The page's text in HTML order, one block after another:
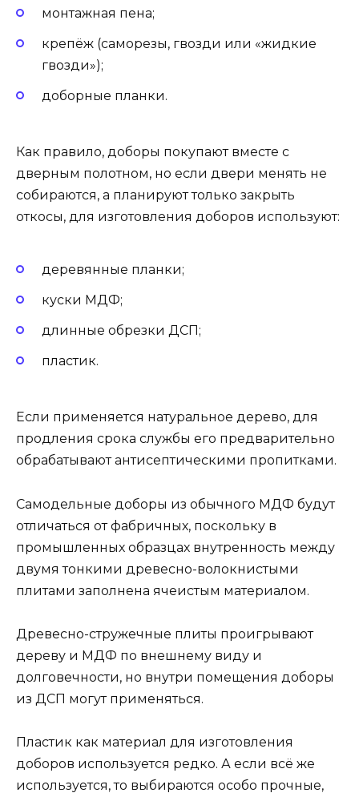
монтажная пена;
крепёж (саморезы, гвозди или «жидкие
гвозди»);
доборные планки.
Как правило, доборы покупают вместе с
дверным полотном, но если двери менять не
собираются, а планируют только закрыть
откосы, для изготовления доборов используют:
деревянные планки;
куски МДФ;
длинные обрезки ДСП;
пластик.
Если применяется натуральное дерево, для
продления срока службы его предварительно
обрабатывают антисептическими пропитками.
Самодельные доборы из обычного МДФ будут
отличаться от фабричных, поскольку в
промышленных образцах внутренность между
двумя тонкими древесно-волокнистыми
плитами заполнена ячеистым материалом.
Древесно-стружечные плиты проигрывают
дереву и МДФ по внешнему виду и
долговечности, но внутри помещения доборы
из ДСП могут применяться.
Пластик как материал для изготовления
доборов используется редко. А если всё же
используется, то выбираются особо прочные,